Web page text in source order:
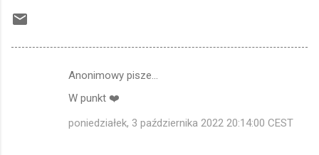
Anonimowy pisze…
W punkt ❤️
poniedziałek, 3 października 2022 20:14:00 CEST